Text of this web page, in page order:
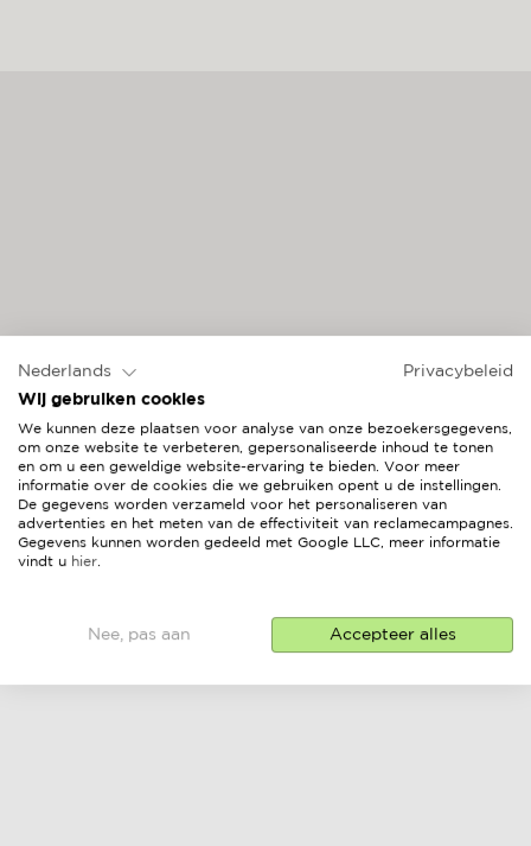
Nederlands
Privacybeleid
Wij gebruiken cookies
We kunnen deze plaatsen voor analyse van onze bezoekersgegevens,
om onze website te verbeteren, gepersonaliseerde inhoud te tonen
en om u een geweldige website-ervaring te bieden. Voor meer
informatie over de cookies die we gebruiken opent u de instellingen.
De gegevens worden verzameld voor het personaliseren van
advertenties en het meten van de effectiviteit van reclamecampagnes.
Gegevens kunnen worden gedeeld met Google LLC, meer informatie
vindt u hier
Nee, pas aan Accepteer alles